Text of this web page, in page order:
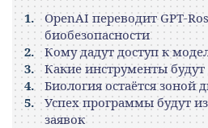
OpenAI переводит
биобезопасности
Кому дадут доступ к
Какие инструменты будут
Биология остаётся зоной
Успех программы будут
заявок